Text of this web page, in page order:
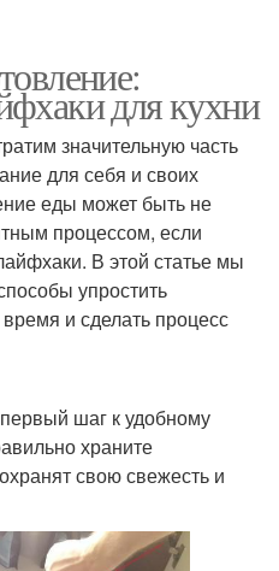
для кухни
значительную часть
для себя и своих
еды может быть не
процессом, если
В этой статье мы
упростить
и сделать процесс
шаг к удобному
храните
свою свежесть и